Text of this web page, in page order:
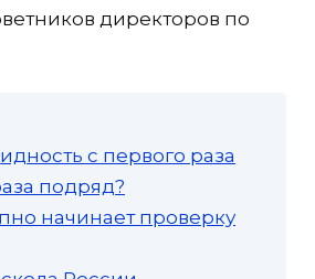
директоров по
с первого раза
подряд?
начинает проверку